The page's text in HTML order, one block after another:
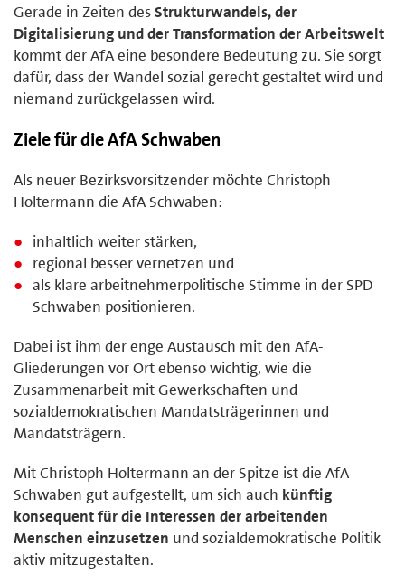
Gerade in Zeiten desStrukturwandels, der
Digitalisierung und der Transformation der Arbeitswelt
kommt der AfA eine besondere Bedeutung zu. Sie sorgt
dafür, dass der Wandel sozial gerecht gestaltet wird und
niemand zurückgelassen wird.
Ziele für die AfA Schwaben
Als neuer Bezirksvorsitzender möchte Christoph
Holtermann die AfA Schwaben:
inhaltlich weiter stärken,
regional besser vernetzen und
als klare arbeitnehmerpolitische Stimme in der SPD
Schwaben positionieren.
Dabei ist ihm der enge Austausch mit den AfA-
Gliederungen vor Ort ebenso wichtig, wie die
Zusammenarbeit mit Gewerkschaften und
sozialdemokratischen Mandatsträgerinnen und
Mandatsträgern.
Mit Christoph Holtermann an der Spitze ist die AfA
Schwaben gut aufgestellt, um sich auch künftig
konsequent für die Interessen der arbeitenden
Menschen einzusetzen und sozialdemokratische Politik
aktiv mitzugestalten.